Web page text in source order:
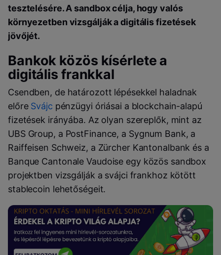
tesztelésére. A sandbox célja, hogy valós
környezetben vizsgálják a digitális fizetések
jövőjét.
Bankok közös kísérlete a
digitális frankkal
Csendben, de határozott lépésekkel haladnak
előre Svájc pénzügyi óriásai a blockchain-alapú
fizetések irányába. Az olyan szereplők, mint az
UBS Group, a PostFinance, a Sygnum Bank, a
Raiffeisen Schweiz, a Zürcher Kantonalbank és a
Banque Cantonale Vaudoise egy közös sandbox
projektben vizsgálják a svájci frankhoz kötött
stablecoin lehetőségeit.